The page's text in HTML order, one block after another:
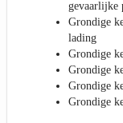
gevaarlijke
Grondige
lading
Grondige
Grondige
Grondige
Grondige